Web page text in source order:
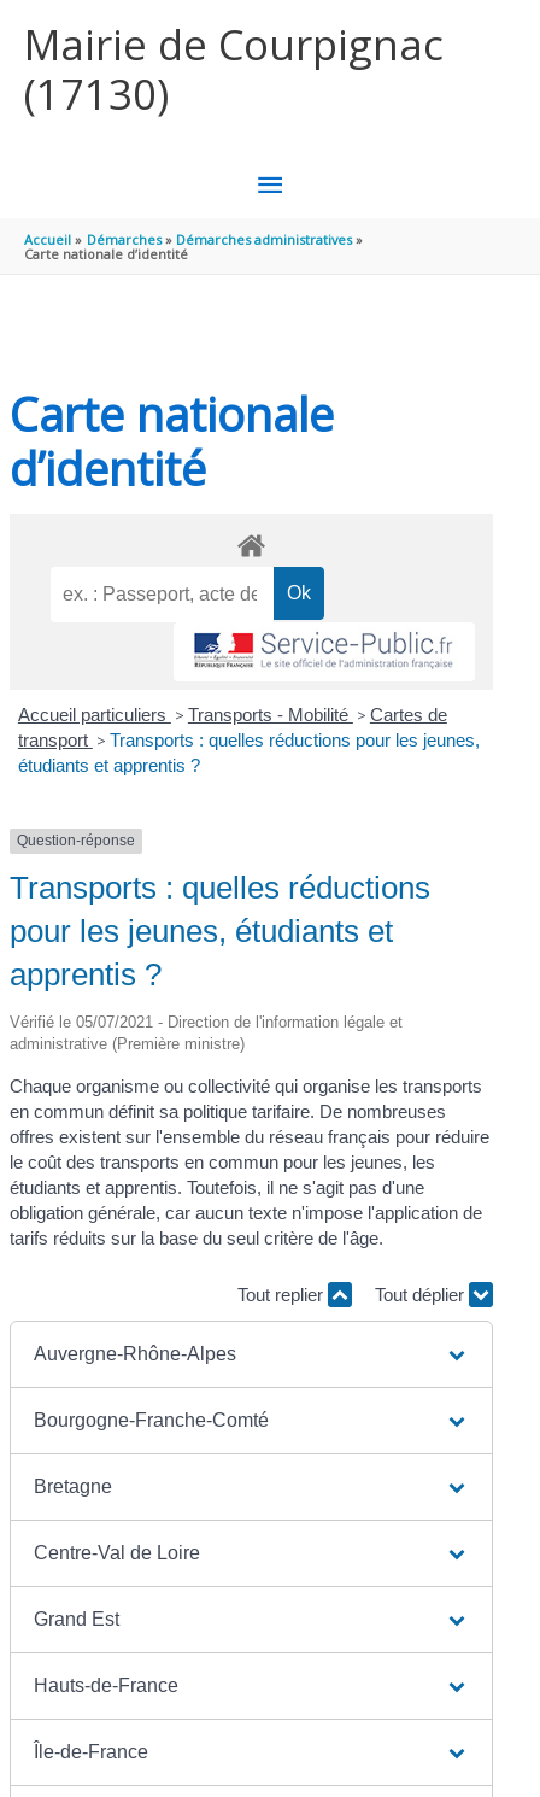
Mairie de Courpignac
(17130)
MENU
PRINCIPAL
Accueil Démarches
Démarches administratives
Carte nationale d’identité
Carte nationale
d’identité
Accueil particuliers > Transports - Mobilité > Cartes de
transport > Transports : quelles réductions pour les jeunes,
étudiants et apprentis ?
Question-réponse
Transports : quelles réductions
pour les jeunes, étudiants et
apprentis ?
Vérifié le 05/07/2021 - Direction de l'information légale et
administrative (Première ministre)
Chaque organisme ou collectivité qui organise les transports
en commun définit sa politique tarifaire. De nombreuses
offres existent sur l'ensemble du réseau français pour réduire
le coût des transports en commun pour les jeunes, les
étudiants et apprentis. Toutefois, il ne s'agit pas d'une
obligation générale, car aucun texte n'impose l'application de
tarifs réduits sur la base du seul critère de l'âge.
Tout replier Tout déplier
Auvergne-Rhône-Alpes
Bourgogne-Franche-Comté
Bretagne
Centre-Val de Loire
Grand Est
Hauts-de-France
Île-de-France